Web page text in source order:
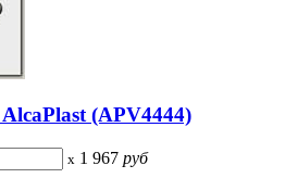
(APV4444)
x 1 967 руб